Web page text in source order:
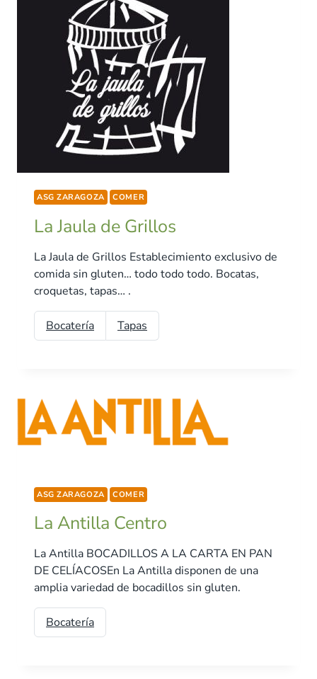
ASG ZARAGOZA COMER
La Jaula de Grillos
La Jaula de Grillos Establecimiento exclusivo de
comida sin gluten… todo todo todo. Bocatas,
croquetas, tapas… .
Bocatería Tapas
ASG ZARAGOZA COMER
La Antilla Centro
La Antilla BOCADILLOS A LA CARTA EN PAN
DE CELÍACOSEn La Antilla disponen de una
amplia variedad de bocadillos sin gluten.
Bocatería